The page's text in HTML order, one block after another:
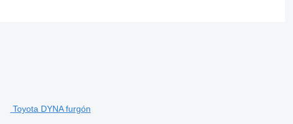
Toyota DYNA furgón